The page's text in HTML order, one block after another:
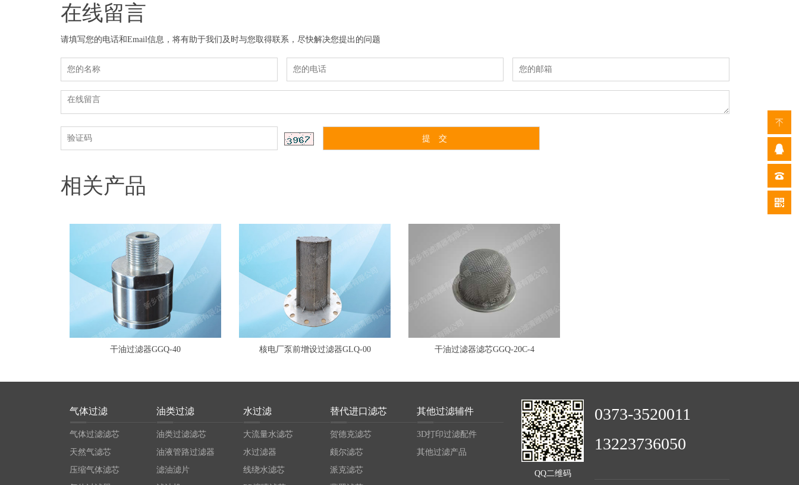
在线留言
请填写您的电话和Email信息，将有助于我们及时与您取得联系，尽快解决您提出的问题
相关产品
干油过滤器GGQ-40 核电厂泵前增设过滤器GLQ-00 干油过滤器滤芯GGQ-20C-4
气体过滤
气体过滤滤芯
天然气滤芯
压缩气体滤芯
油类过滤
油类过滤滤芯
油液管路过滤器
滤油滤片
水过滤
大流量水滤芯
水过滤器
线绕水滤芯
替代进口滤芯
贺德克滤芯
颇尔滤芯
派克滤芯
其他过滤辅件
3D打印过滤配件
其他过滤产品
QQ二维码
0373-3520011
13223736050